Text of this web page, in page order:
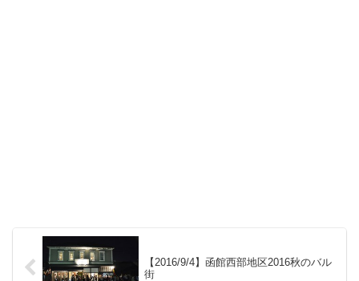
【2016/9/4】函館西部地区2016秋のバル
街